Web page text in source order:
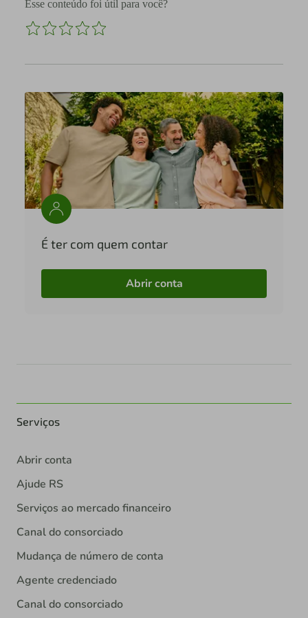
Esse conteúdo foi útil para você?
É ter com quem contar
Abrir conta
Serviços
Abrir conta
Ajude RS
Serviços ao mercado financeiro
Canal do consorciado
Mudança de número de conta
Agente credenciado
Canal do consorciado